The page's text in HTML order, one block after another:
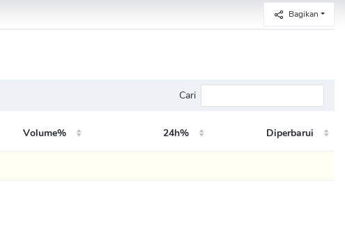
Bagikan
Cari
Volume% 24h% Diperbarui